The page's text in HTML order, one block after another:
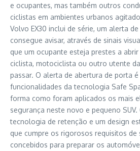
e ocupantes, mas também outros
ciclistas em ambientes urbanos
Volvo EX30 inclui de série, um alerta
consegue avisar, através de sinais
que um ocupante esteja prestes a
ciclista, motociclista ou outro utente
passar. O alerta de abertura de porta é
funcionalidades da tecnologia Safe
forma como foram aplicados os mais
segurança neste novo e pequeno
tecnologia de retenção e um design
que cumpre os rigorosos requisitos de
concebidos para preparar os